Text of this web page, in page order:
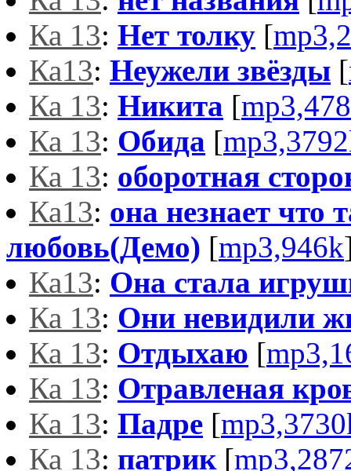
Ка 13: Нет толку [
Ка13: Неужели звёзды [
Ка 13: Никита [
Ка 13: Обида [
Ка 13: оборотная
Ка13: она незнает что
любовь(Демо) [mp3,946k
Ка13: Она стала
Ка 13: Они невидили
Ка 13: Отдыхаю [
Ка 13: Отравленая
Ка 13: Падре [
Ка 13: патрик[